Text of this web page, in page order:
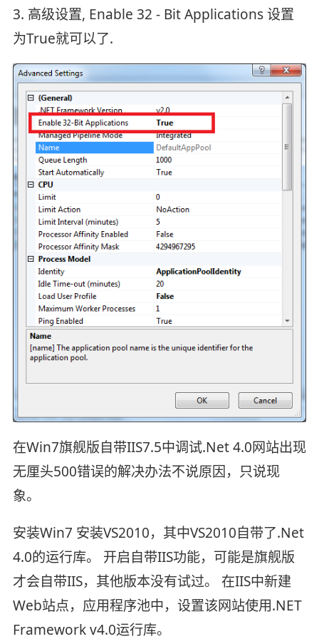
3. 高级设置, Enable 32 - Bit Applications 设置
为True就可以了.
在Win7旗舰版自带IIS7.5中调试.Net 4.0网站出现
无厘头500错误的解决办法不说原因，只说现
象。
安装Win7 安装VS2010，其中VS2010自带了.Net
4.0的运行库。 开启自带IIS功能，可能是旗舰版
才会自带IIS，其他版本没有试过。 在IIS中新建
Web站点，应用程序池中，设置该网站使用.NET
Framework v4.0运行库。